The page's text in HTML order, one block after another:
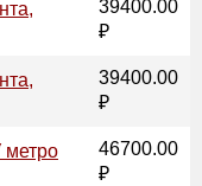
39400.00
₽
39400.00
₽
метро
46700.00
₽